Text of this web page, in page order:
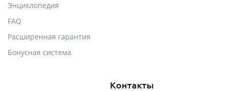
Энциклопедия
FAQ
Расширенная гарантия
Бонусная система
Контакты